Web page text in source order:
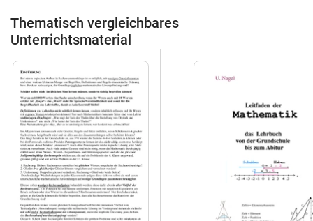
Thematisch vergleichbares
Unterrichtsmaterial